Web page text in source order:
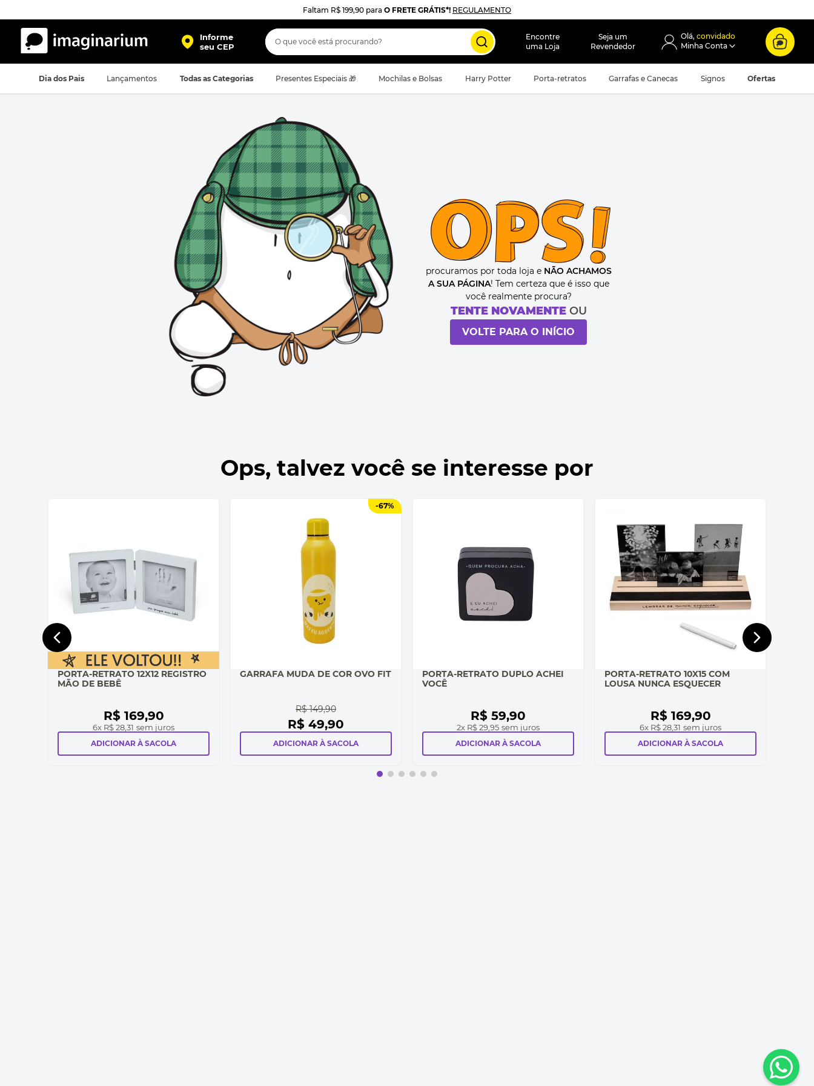
Faltam R$ 199,90 para O FRETE GRÁTIS*! REGULAMENTO
Informe
seu CEP
O que você está procurando?
Encontre
uma Loja
Seja um
Revendedor
convidado
Dia dos Pais Lançamentos Todas as Categorias Presentes Especiais 🎁 Mochilas e Bolsas Harry Potter Porta-retratos Garrafas e Canecas Signos Ofertas
procuramos por toda loja e NÃO ACHAMOS
A SUA PÁGINA! Tem certeza que é isso que
você realmente procura?
TENTE NOVAMENTEOU
VOLTE PARA O INÍCIO
Ops, talvez você se interesse por
PORTA-RETRATO 12X12 REGISTRO
MÃO DE BEBÊ
R$ 169,90
6x R$ 28,31 sem juros
ADICIONAR À SACOLA
-67%
GARRAFA MUDA DE COR OVO FIT
R$ 149,90
R$ 49,90
ADICIONAR À SACOLA
PORTA-RETRATO DUPLO ACHEI
VOCÊ
R$ 59,90
2x R$ 29,95 sem juros
ADICIONAR À SACOLA
PORTA-RETRATO 10X15 COM
LOUSA NUNCA ESQUECER
R$ 169,90
6x R$ 28,31 sem juros
ADICIONAR À SACOLA
TERMOS MAIS BUSCADOS
harry potter